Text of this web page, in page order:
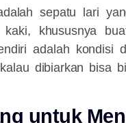
sepatu lari
khususnya
adalah
dibiarkan bisa
untuk